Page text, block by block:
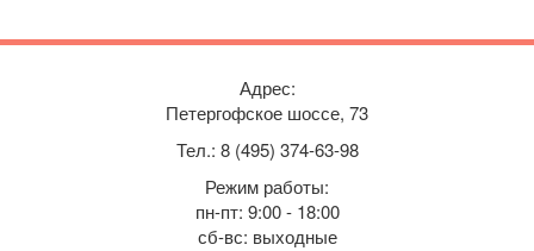
Адрес:
Петергофское шоссе, 73
Тел.: 8 (495) 374-63-98
Режим работы:
пн-пт: 9:00 - 18:00
сб-вс: выходные